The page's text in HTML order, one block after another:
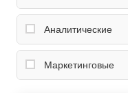
Дизайн "Домино"
Цвет панели
Глубина встраивания
Конфорок газовых
корона"
Обеспечивают
заказа, корзина, вход
Аналитические
Собирают
использовании сайта
Маркетинговые